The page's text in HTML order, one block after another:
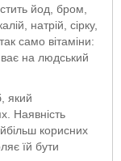
йод, бром,
натрій, сірку,
само вітаміни:
на людський
який
Наявність
корисних
їй бути